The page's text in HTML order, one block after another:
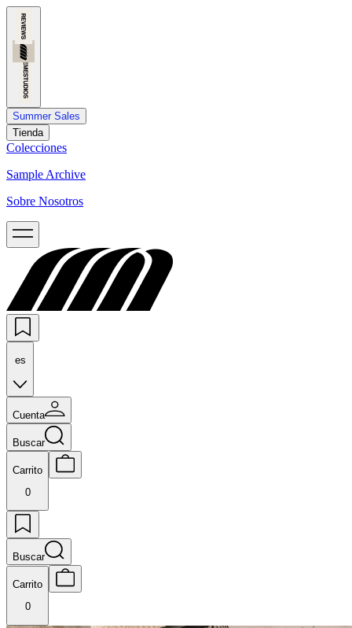
Summer Sales
Tienda
Colecciones
Sample Archive
Sobre Nosotros
es
Cuenta
Buscar
Carrito
0
Buscar
Carrito
0